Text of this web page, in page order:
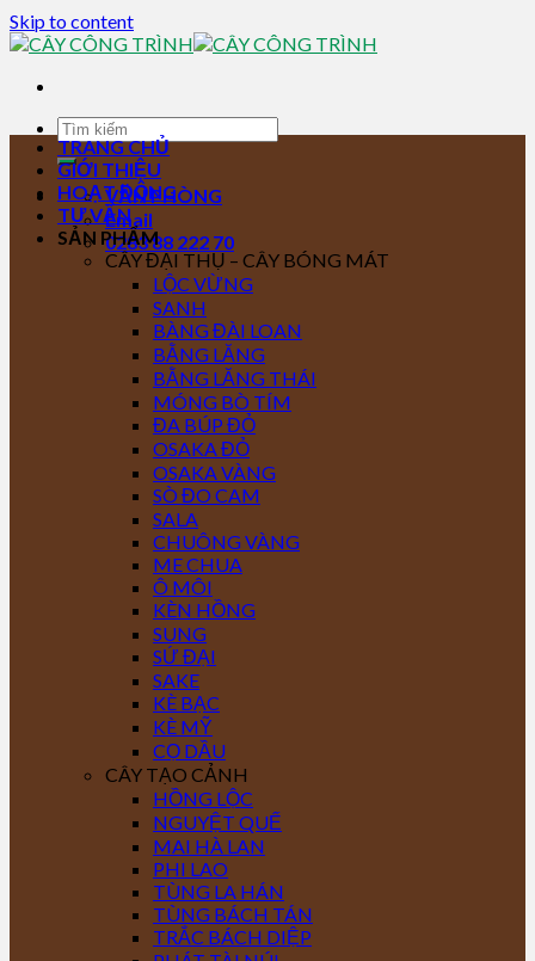
Skip to content
VĂN PHÒNG
Email
0283 88 222 70
TRANG CHỦ
GIỚI THIỆU
HOẠT ĐỘNG
TƯ VẤN
SẢN PHẨM
CÂY ĐẠI THỤ – CÂY BÓNG MÁT
LỘC VỪNG
SANH
BÀNG ĐÀI LOAN
BẰNG LĂNG
BẰNG LĂNG THÁI
MÓNG BÒ TÍM
ĐA BÚP ĐỎ
OSAKA ĐỎ
OSAKA VÀNG
SÒ ĐO CAM
SALA
CHUÔNG VÀNG
ME CHUA
Ô MÔI
KÈN HỒNG
SUNG
SỨ ĐẠI
SAKE
KÈ BẠC
KÈ MỸ
CỌ DẦU
CÂY TẠO CẢNH
HỒNG LỘC
NGUYỆT QUẾ
MAI HÀ LAN
PHI LAO
TÙNG LA HÁN
TÙNG BÁCH TÁN
TRẮC BÁCH DIỆP